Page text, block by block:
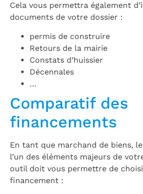
Cela vous permettra également
documents de votre dossier :
permis de construire
Retours de la mairie
Constats d’huissier
Décennales
…
Comparatif des
financements
En tant que marchand de biens,
l’un des éléments majeurs de
outil doit vous permettre de
financement :